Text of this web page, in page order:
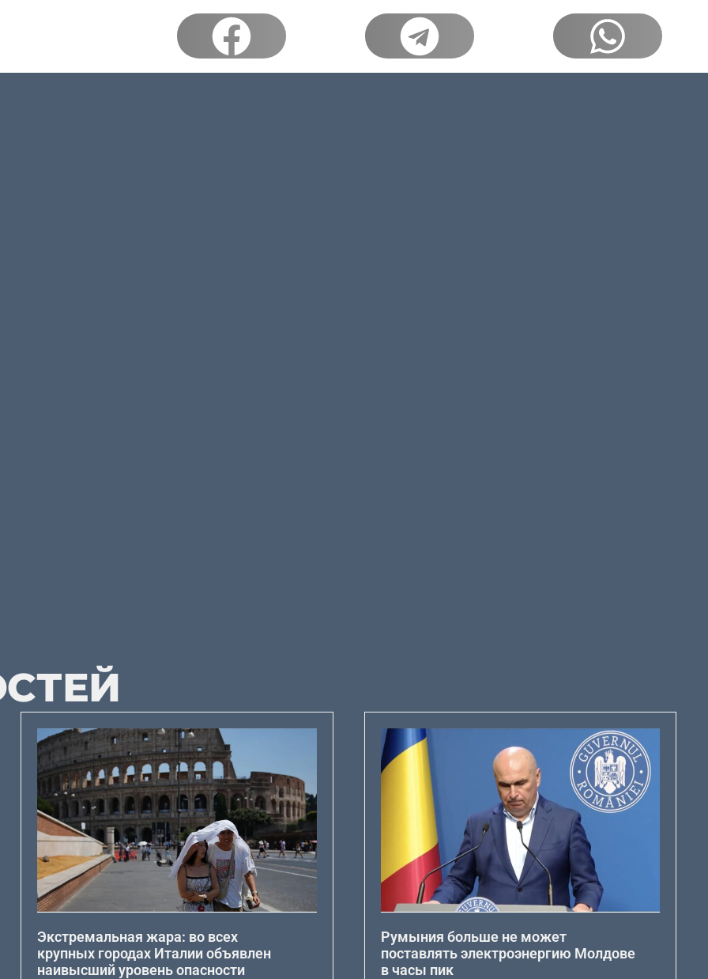
Экстремальная жара: во всех
крупных городах Италии объявлен
наивысший уровень опасности
Румыния больше не может
поставлять электроэнергию Молдове
в часы пик